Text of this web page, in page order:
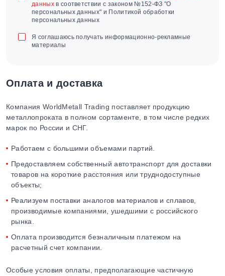
данныхв соответствии с законом №152-ФЗ "О
персональных данных" и Политикой обработки
персональных данных
Я соглашаюсь получать информационно-рекламные
материалы
Оплата и доставка
Компания WorldMetall Trading поставляет продукцию
металлопроката в полном сортаменте, в том числе редких
марок по России и СНГ.
Работаем с большими объемами партий.
Предоставляем собственный автотранспорт для доставки
товаров на короткие расстояния или труднодоступные
объекты;
Реализуем поставки аналогов материалов и сплавов,
производимые компаниями, ушедшими с российского
рынка.
Оплата производится безналичным платежом на
расчетный счет компании.
Особые условия оплаты, предполагающие частичную